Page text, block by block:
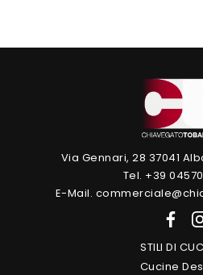
Via Gennari, 28 37041
Tel. +39
E-Mail.
STILI DI
Cucine